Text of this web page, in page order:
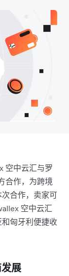
空中云汇与罗
合作，为跨境
合作，卖家可
空中云汇
匈牙利便捷收
展